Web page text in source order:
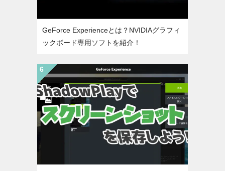
GeForce Experienceとは？NVIDIAグラフィ
ックボード専用ソフトを紹介！